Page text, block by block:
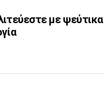
με ψεύτικα